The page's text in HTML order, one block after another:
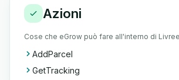
Azioni
Cose che eGrow può fare all'interno di
AddParcel
GetTracking